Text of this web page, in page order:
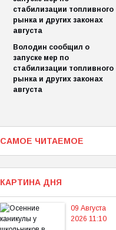
Володин сообщил о
запуске мер по
стабилизации топливного
рынка и других законах
августа
САМОЕ ЧИТАЕМОЕ
КАРТИНА ДНЯ
09 Августа
2026 11:10